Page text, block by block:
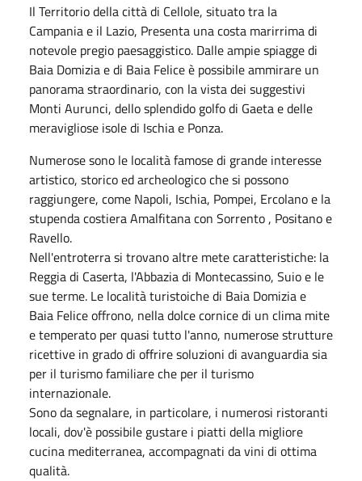
Il Territorio della città di Cellole, situato tra la
Campania e il Lazio, Presenta una costa marirrima di
notevole pregio paesaggistico. Dalle ampie spiagge di
Baia Domizia e di Baia Felice è possibile ammirare un
panorama straordinario, con la vista dei suggestivi
Monti Aurunci, dello splendido golfo di Gaeta e delle
meravigliose isole di Ischia e Ponza.
Numerose sono le località famose di grande interesse
artistico, storico ed archeologico che si possono
raggiungere, come Napoli, Ischia, Pompei, Ercolano e la
stupenda costiera Amalfitana con Sorrento , Positano e
Ravello.
Nell'entroterra si trovano altre mete caratteristiche: la
Reggia di Caserta, l'Abbazia di Montecassino, Suio e le
sue terme. Le località turistoiche di Baia Domizia e
Baia Felice offrono, nella dolce cornice di un clima mite
e temperato per quasi tutto l'anno, numerose strutture
ricettive in grado di offrire soluzioni di avanguardia sia
per il turismo familiare che per il turismo
internazionale.
Sono da segnalare, in particolare, i numerosi ristoranti
locali, dov'è possibile gustare i piatti della migliore
cucina mediterranea, accompagnati da vini di ottima
qualità.